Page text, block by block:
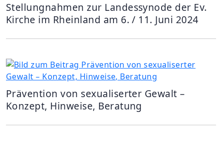
Stellungnahmen zur Landessynode der Ev.
Kirche im Rheinland am 6. / 11. Juni 2024
Prävention von sexualiserter Gewalt –
Konzept, Hinweise, Beratung